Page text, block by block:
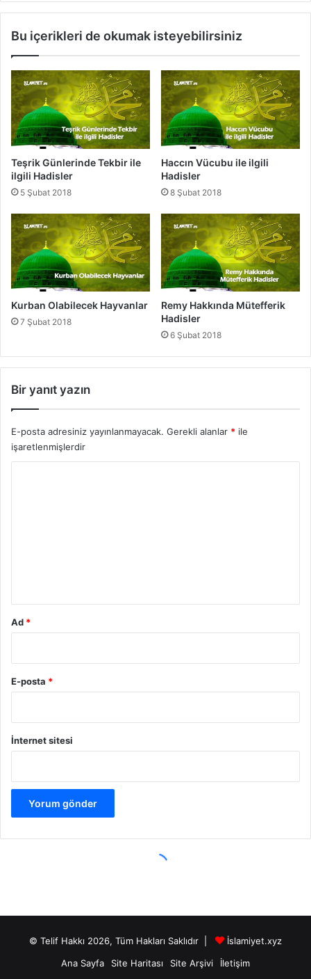
© Telif Hakkı 2026, Tüm Hakları Saklıdır |
İslamiyet.xyz
Ana Sayfa
Site Haritası Site Arşivi İletişim